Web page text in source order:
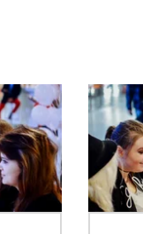
poziomie. Użyj